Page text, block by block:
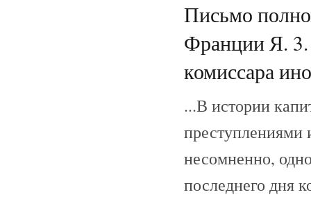
Письмо
Франции Я. 3.
комиссара
...В истории
преступлениями
несомненно,
последнего дня